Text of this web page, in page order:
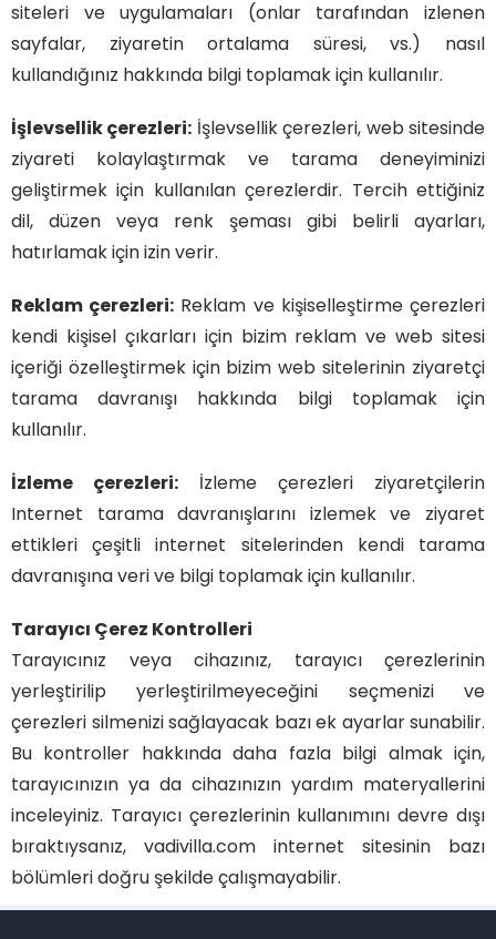
siteleri ve uygulamaları (onlar tarafından izlenen
sayfalar, ziyaretin ortalama süresi, vs.) nasıl
kullandığınız hakkında bilgi toplamak için kullanılır.
İşlevsellik çerezleri: İşlevsellik çerezleri, web sitesinde
ziyareti kolaylaştırmak ve tarama deneyiminizi
geliştirmek için kullanılan çerezlerdir. Tercih ettiğiniz
dil, düzen veya renk şeması gibi belirli ayarları,
hatırlamak için izin verir.
Reklam çerezleri: Reklam ve kişiselleştirme çerezleri
kendi kişisel çıkarları için bizim reklam ve web sitesi
içeriği özelleştirmek için bizim web sitelerinin ziyaretçi
tarama davranışı hakkında bilgi toplamak için
kullanılır.
İzleme çerezleri: İzleme çerezleri ziyaretçilerin
Internet tarama davranışlarını izlemek ve ziyaret
ettikleri çeşitli internet sitelerinden kendi tarama
davranışına veri ve bilgi toplamak için kullanılır.
Tarayıcı Çerez Kontrolleri
Tarayıcınız veya cihazınız, tarayıcı çerezlerinin
yerleştirilip yerleştirilmeyeceğini seçmenizi ve
çerezleri silmenizi sağlayacak bazı ek ayarlar sunabilir.
Bu kontroller hakkında daha fazla bilgi almak için,
tarayıcınızın ya da cihazınızın yardım materyallerini
inceleyiniz. Tarayıcı çerezlerinin kullanımını devre dışı
bıraktıysanız, vadivilla.com internet sitesinin bazı
bölümleri doğru şekilde çalışmayabilir.
Vadi Villa Canlı Destek